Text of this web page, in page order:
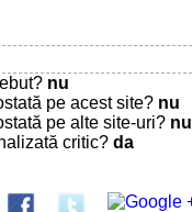
nu
pe acest site? nu
pe alte site-uri? nu
critic? da